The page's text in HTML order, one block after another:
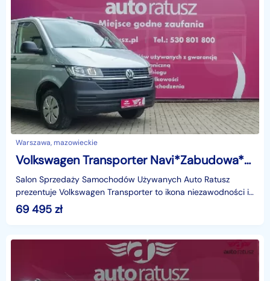
Warszawa, mazowieckie
Volkswagen Transporter Navi*Zabudowa*Zadbany*FV23%
Salon Sprzedaży Samochodów Używanych Auto Ratusz
prezentuje Volkswagen Transporter to ikona niezawodności i
niezwykle ceniony na rynku samochód dostawczy. Preze
69 495 zł